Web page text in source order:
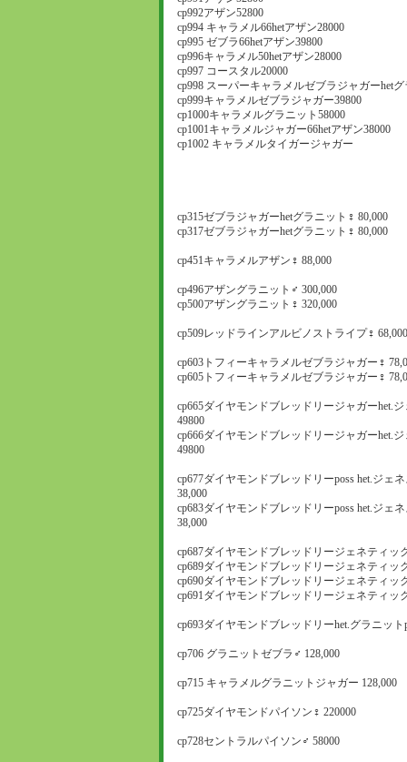
cp992アザン52800
cp994 キャラメル66hetアザン28000
cp995 ゼブラ66hetアザン39800
cp996キャラメル50hetアザン28000
cp997 コースタル20000
cp998 スーパーキャラメルゼブラジャガーhetグ
cp999キャラメルゼブラジャガー39800
cp1000キャラメルグラニット58000
cp1001キャラメルジャガー66hetアザン38000
cp1002 キャラメルタイガージャガー
cp315ゼブラジャガーhetグラニット♀ 80,000
cp317ゼブラジャガーhetグラニット♀ 80,000
cp451キャラメルアザン♀ 88,000
cp496アザングラニット♂ 300,000
cp500アザングラニット♀ 320,000
cp509レッドラインアルビノストライプ♀ 68,000
cp603トフィーキャラメルゼブラジャガー♀
cp605トフィーキャラメルゼブラジャガー♀
cp665ダイヤモンドブレッドリージャガーhet.ジ
49800
cp666ダイヤモンドブレッドリージャガーhet.ジ
49800
cp677ダイヤモンドブレッドリーposs het.ジェネ
38,000
cp683ダイヤモンドブレッドリーposs het.ジェネ
38,000
cp687ダイヤモンドブレッドリージェネティッ
cp689ダイヤモンドブレッドリージェネティッ
cp690ダイヤモンドブレッドリージェネティッ
cp691ダイヤモンドブレッドリージェネティッ
cp693ダイヤモンドブレッドリーhet.グラニット
cp706 グラニットゼブラ♂ 128,000
cp715 キャラメルグラニットジャガー 128,000
cp725ダイヤモンドパイソン♀ 220000
cp728セントラルパイソン♂ 58000